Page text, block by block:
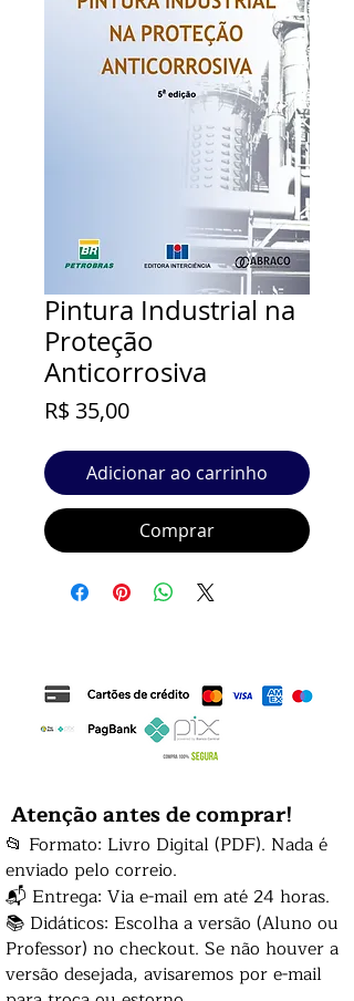
Pintura Industrial na
Proteção
Anticorrosiva
R$ 35,00Preço
Adicionar ao carrinho
Comprar
Atenção antes de comprar!
📂 Formato: Livro Digital (PDF). Nada é
enviado pelo correio.
📬 Entrega: Via e-mail em até 24 horas.
📚 Didáticos: Escolha a versão (Aluno ou
Professor) no checkout. Se não houver a
versão desejada, avisaremos por e-mail